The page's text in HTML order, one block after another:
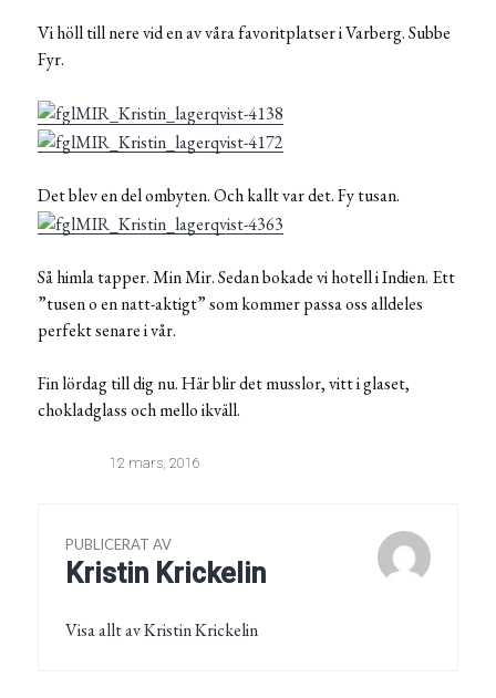
Vi höll till nere vid en av våra favoritplatser i Varberg. Subbe
Fyr.
Det blev en del ombyten. Och kallt var det. Fy tusan.
Så himla tapper. Min Mir. Sedan bokade vi hotell i Indien. Ett
”tusen o en natt-aktigt” som kommer passa oss alldeles
perfekt senare i vår.
Fin lördag till dig nu. Här blir det musslor, vitt i glaset,
chokladglass och mello ikväll.
12 mars, 2016
PUBLICERAT AV
Kristin Krickelin
Visa allt av Kristin Krickelin